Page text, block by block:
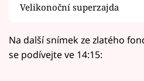
Velikonoční superzajda
Na další snímek ze zlatého
se podívejte ve 14:15: